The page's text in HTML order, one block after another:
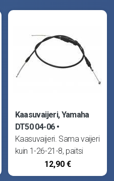
Kaasuvaijeri, Yamaha
DT50 04-06
Kaasuvaijeri. Sama vaijeri
kuin 1-26-21-8, paitsi
öljypumpun sisävaijerin
ulostyöntyvä pituus
12,90 €